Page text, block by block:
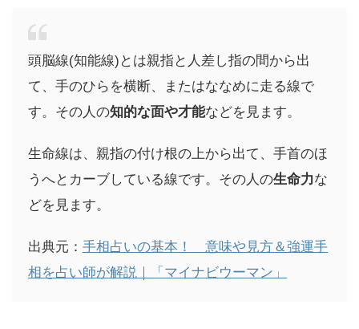
頭脳線(知能線)とは親指と人差し指の間から出
て、手のひらを横断、またはななめに走る線で
す。その人の知的な面や才能などを見ます。
生命線は、親指の付け根の上から出て、手首のほ
うへとカーブしている線です。その人の生命力な
どを見ます。
出典元： 手相占いの基本！ 意味や見方＆強運手
相を占い師が解説｜「マイナビウーマン」